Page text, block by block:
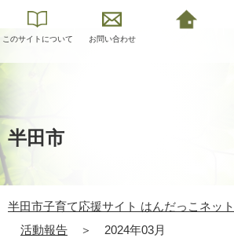
このサイトについて お問い合わせ
半田市
半田市子育て応援サイト はんだっこネット
活動報告
＞ 2024年03月